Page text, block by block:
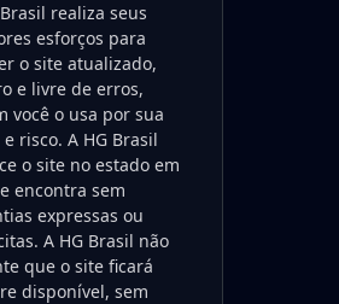
realiza seus
esforços para
o site atualizado,
e livre de erros,
você o usa por sua
risco. A HG Brasil
o site no estado em
encontra sem
expressas ou
A HG Brasil não
que o site ficará
disponível, sem